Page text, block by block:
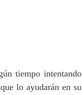
tiempo intentando
lo ayudarán en su